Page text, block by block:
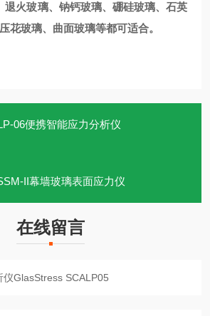
退火玻璃、钠钙玻璃、硼硅玻璃、石英
花玻璃、曲面玻璃等都可适合。
06便携智能应力分析仪
II幕墙玻璃表面应力仪
在线留言